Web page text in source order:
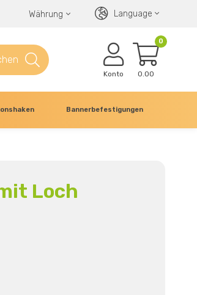
Language
Währung
0
0.00
Konto
Bannerbefestigungen
Loch